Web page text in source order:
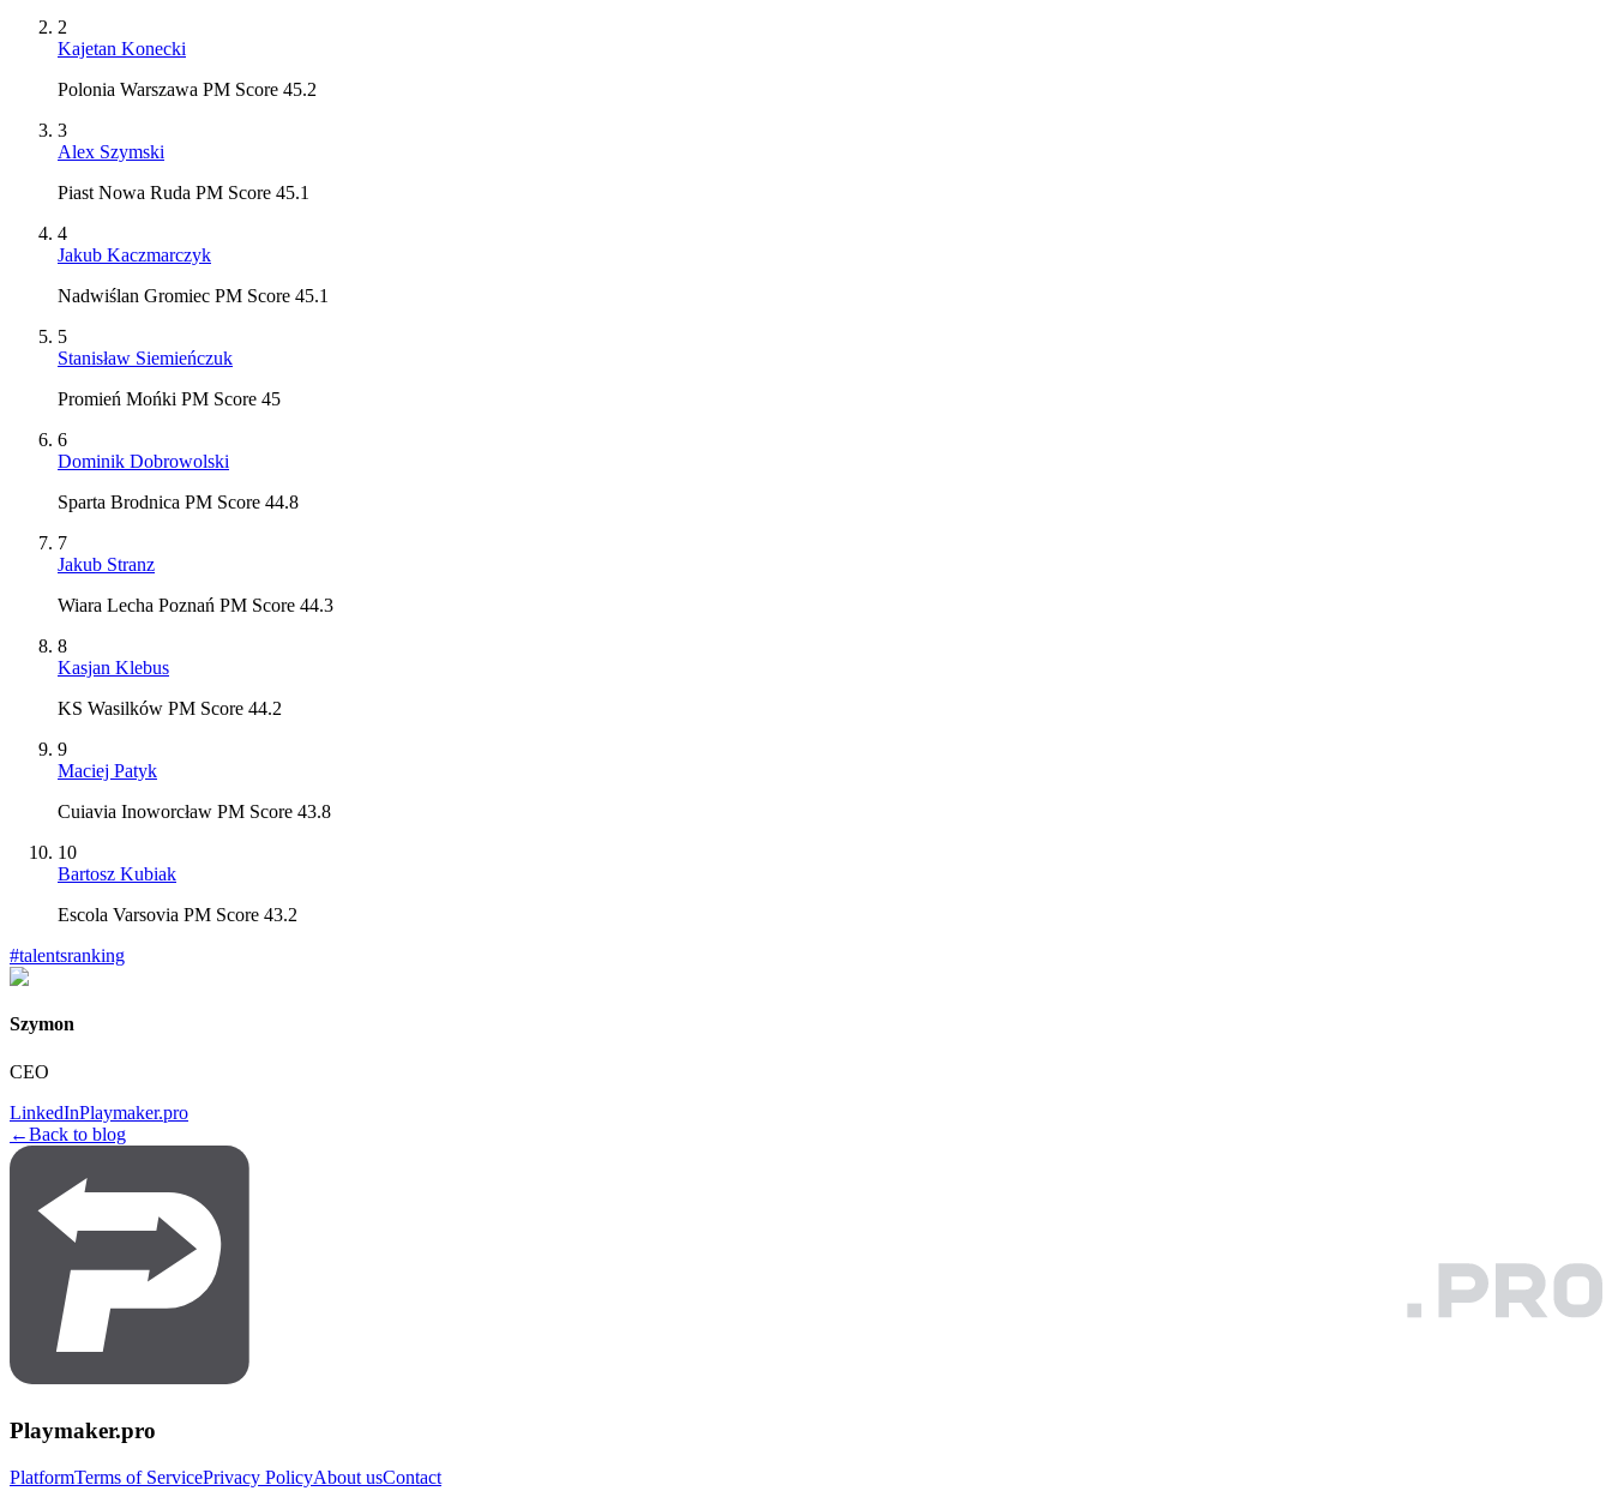
2
Kajetan Konecki
Polonia Warszawa PM Score 45.2
3
Alex Szymski
Piast Nowa Ruda PM Score 45.1
4
Jakub Kaczmarczyk
Nadwiślan Gromiec PM Score 45.1
5
Stanisław Siemieńczuk
Promień Mońki PM Score 45
6
Dominik Dobrowolski
Sparta Brodnica PM Score 44.8
7
Jakub Stranz
Wiara Lecha Poznań PM Score 44.3
8
Kasjan Klebus
KS Wasilków PM Score 44.2
9
Maciej Patyk
Cuiavia Inoworcław PM Score 43.8
10
Bartosz Kubiak
Escola Varsovia PM Score 43.2
#talentsranking
Szymon
CEO
LinkedInPlaymaker.pro
←Back to blog
Playmaker.pro
PlatformTerms of ServicePrivacy PolicyAbout usContact